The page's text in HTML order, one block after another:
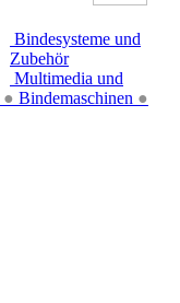
Bindesysteme und
Zubehör
● Bindemaschinen ●
Multimedia und